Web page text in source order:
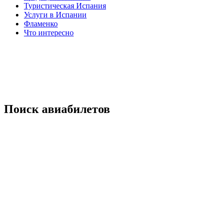
Туристическая Испания
Услуги в Испании
Фламенко
Что интересно
Поиск авиабилетов